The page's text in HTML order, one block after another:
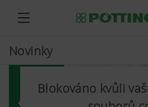
Novinky
Blokováno kvůli